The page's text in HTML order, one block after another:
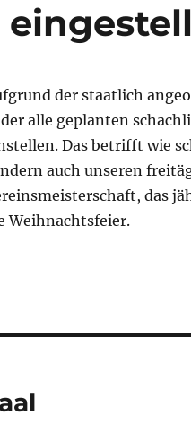
der staatlich
alle geplanten
Das betrifft wie
auch unseren
das
Weihnachtsfeier.